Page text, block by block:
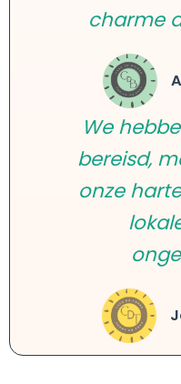
charme
We
bereisd,
onze